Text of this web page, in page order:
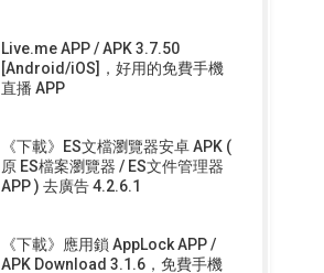
Live.me APP / APK 3.7.50
[Android/iOS]，好用的免費手機
直播 APP
《下載》ES文檔瀏覽器安卓 APK (
原 ES檔案瀏覽器 / ES文件管理器
APP ) 去廣告 4.2.6.1
《下載》應用鎖 AppLock APP /
APK Download 3.1.6，免費手機